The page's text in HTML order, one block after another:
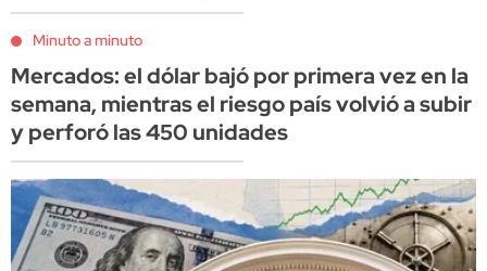
Minuto a minuto
Mercados: el dólar bajó por primera vez en la
semana, mientras el riesgo país volvió a subir
y perforó las 450 unidades